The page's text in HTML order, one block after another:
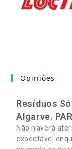
Opiniões
Resíduos
Algarve.
Não haverá
expectável